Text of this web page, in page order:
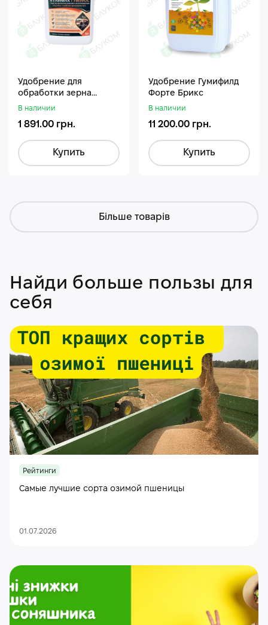
Удобрение для
обработки зерна
Стармакс Гумифос
В наличии
1 891.00 грн.
Купить
Удобрение Гумифилд
Форте Брикс
В наличии
11 200.00 грн.
Купить
Більше товарів
Найди больше пользы для
себя
Рейтинги
Самые лучшие сорта озимой пшеницы
01.07.2026